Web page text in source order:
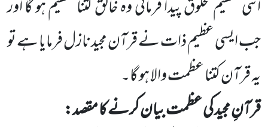
اتنی عظیم مخلوق پیدا فرمائی وہ خالقکتنا عظیم ہو گا اور
جب ایسی عظیم ذات نے قرآن مجید نازل فرمایا ہے تو
یہ قرآن کتنا عظمت والا ہو گا۔
قرآنِ مجید کی عظمت بیان کرنے کا مقصد: